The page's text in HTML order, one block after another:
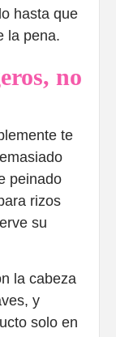
hasta que
la pena.
no
te
peinado
rizos
su
la cabeza
y
solo en